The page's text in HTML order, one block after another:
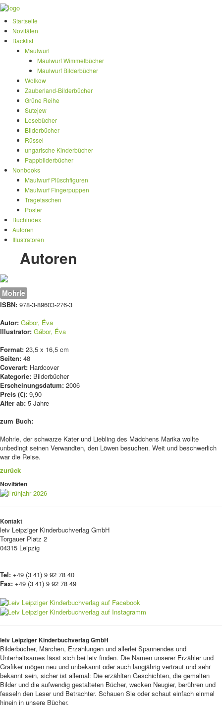
Startseite
Novitäten
Backlist
Maulwurf
Maulwurf Wimmelbücher
Maulwurf Bilderbücher
Wolkow
Zauberland-Bilderbücher
Grüne Reihe
Sutejew
Lesebücher
Bilderbücher
Rüssel
ungarische Kinderbücher
Pappbilderbücher
Nonbooks
Maulwurf Plüschfiguren
Maulwurf Fingerpuppen
Tragetaschen
Poster
Buchindex
Autoren
Illustratoren
Autoren
Mohrle
ISBN: 978-3-89603-276-3
Autor: Gábor, Éva
Illustrator: Gábor, Éva
Format: 23,5 x 16,5 cm
Seiten: 48
Coverart: Hardcover
Kategorie: Bilderbücher
Erscheinungsdatum: 2006
Preis (€): 9,90
Alter ab: 5 Jahre
zum Buch:
Mohrle, der schwarze Kater und Liebling des Mädchens Marika wollte
unbedingt seinen Verwandten, den Löwen besuchen. Weit und beschwerlich
war die Reise.
zurück
Novitäten
Kontakt
leiv Leipziger Kinderbuchverlag GmbH
Torgauer Platz 2
04315 Leipzig
Tel: +49 (3 41) 9 92 78 40
Fax: +49 (3 41) 9 92 78 49
leiv Leipziger Kinderbuchverlag GmbH
Bilderbücher, Märchen, Erzählungen und allerlei Spannendes und
Unterhaltsames lässt sich bei leiv finden. Die Namen unserer Erzähler und
Grafiker mögen neu und unbekannt oder auch langjährig vertraut und sehr
bekannt sein, sicher ist allemal: Die erzählten Geschichten, die gemalten
Bilder und die aufwendig gestalteten Bücher, wecken Neugier, berühren und
fesseln den Leser und Betrachter. Schauen Sie oder schaut einfach einmal
hinein in unsere Bücher.